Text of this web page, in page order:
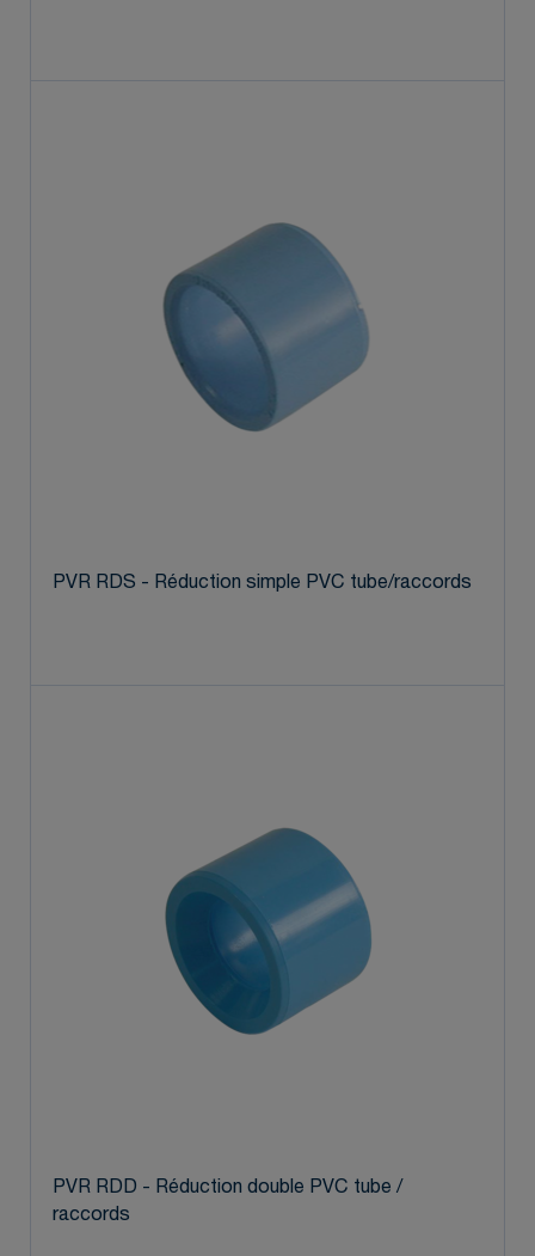
PVR RDS - Réduction simple PVC tube/raccords
PVR RDD - Réduction double PVC tube /
raccords